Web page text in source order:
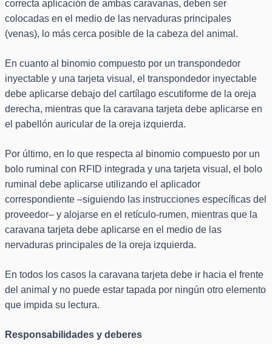
correcta aplicación de ambas caravanas, deben ser
colocadas en el medio de las nervaduras principales
(venas), lo más cerca posible de la cabeza del animal.
En cuanto al binomio compuesto por un transpondedor
inyectable y una tarjeta visual, el transpondedor inyectable
debe aplicarse debajo del cartílago escutiforme de la oreja
derecha, mientras que la caravana tarjeta debe aplicarse en
el pabellón auricular de la oreja izquierda.
Por último, en lo que respecta al binomio compuesto por un
bolo ruminal con RFID integrada y una tarjeta visual, el bolo
ruminal debe aplicarse utilizando el aplicador
correspondiente –siguiendo las instrucciones específicas del
proveedor– y alojarse en el retículo-rumen, mientras que la
caravana tarjeta debe aplicarse en el medio de las
nervaduras principales de la oreja izquierda.
En todos los casos la caravana tarjeta debe ir hacia el frente
del animal y no puede estar tapada por ningún otro elemento
que impida su lectura.
Responsabilidades y deberes